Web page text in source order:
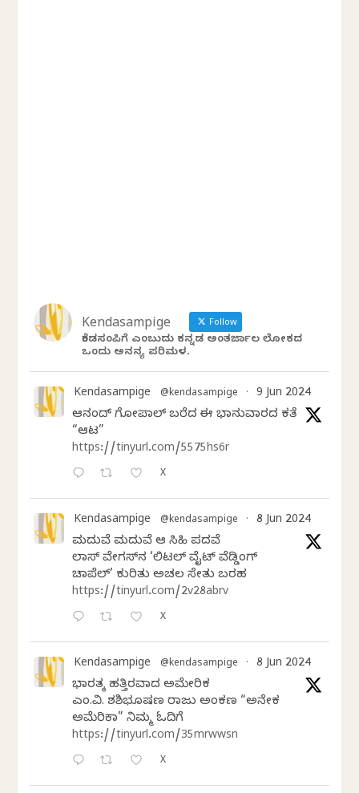
Kendasampige Follow
ಕೆಂಡಸಂಪಿಗೆ ಎಂಬುದು ಕನ್ನಡ ಅಂತರ್ಜಾಲ ಲೋಕದ
ಒಂದು ಅನನ್ಯ ಪರಿಮಳ.
Kendasampige @kendasampige · 9 Jun 2024
ಆನಂದ್‌ ಗೋಪಾಲ್‌ ಬರೆದ ಈ ಭಾನುವಾರದ ಕತೆ
“ಆಟ”
https://tinyurl.com/5575hs6r
X
Kendasampige @kendasampige · 8 Jun 2024
ಮದುವೆ ಮದುವೆ ಆ ಸಿಹಿ ಪದವೆ
ಲಾಸ್‌ ವೇಗಸ್‌ನ ‘ಲಿಟಲ್ ವೈಟ್ ವೆಡ್ಡಿಂಗ್
ಚಾಪೆಲ್’ ಕುರಿತು ಅಚಲ ಸೇತು ಬರಹ
https://tinyurl.com/2v28abrv
X
Kendasampige @kendasampige · 8 Jun 2024
ಭಾರತಕ್ಕೆ ಹತ್ತಿರವಾದ ಅಮೇರಿಕ
ಎಂ.ವಿ. ಶಶಿಭೂಷಣ ರಾಜು ಅಂಕಣ “ಅನೇಕ
ಅಮೆರಿಕಾ” ನಿಮ್ಮ ಓದಿಗೆ
https://tinyurl.com/35mrwwsn
X